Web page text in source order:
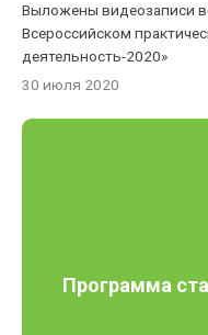
Выложены видеозаписи
Всероссийском
деятельность-2020»
30 июля 2020
Программа